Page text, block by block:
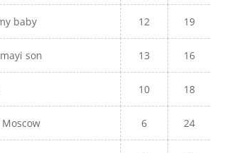
baby 12 19
son 13 16
10 18
6 24